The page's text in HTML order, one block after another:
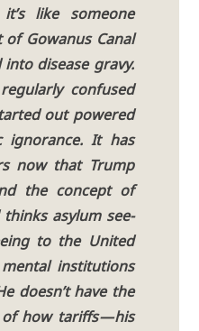
like someone
Gowa­nus Canal
dise­a­se gra­vy.
con­fu­sed
out powered
It has
now that Trump
the con­cept of
asyl­um see­
to the United
insti­tu­ti­ons
doesn’t have the
how tariffs — his